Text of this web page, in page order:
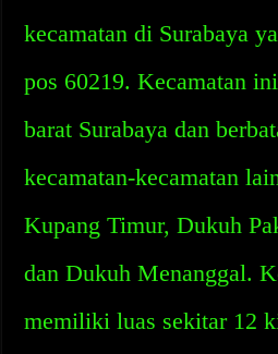
kecamatan di Surabaya
pos 60219. Kecamatan
barat Surabaya dan
kecamatan-kecamatan
Kupang Timur, Dukuh
dan Dukuh Menanggal.
memiliki luas sekitar 12